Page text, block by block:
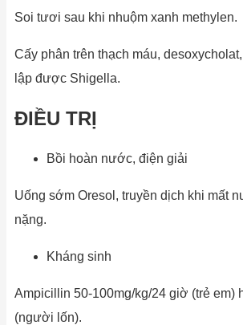
Soi tươi sau khi nhuộm xanh methylen.
Cấy phân trên thạch máu,
lập được Shigella.
ĐIỀU TRỊ
Bồi hoàn nước, điện giải
Uống sớm Oresol, truyền dịch khi mất
nặng.
Kháng sinh
Ampicillin 50-100mg/kg/24 giờ (trẻ em)
(người lốn).